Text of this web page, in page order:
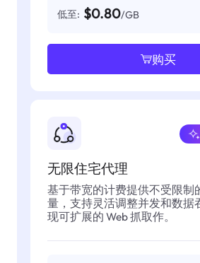
低至: $0.80/GB
购买
无限住宅代理
基于带宽的计费提供不受限制
量，支持灵活调整并发和数据
现可扩展的 Web 抓取作。